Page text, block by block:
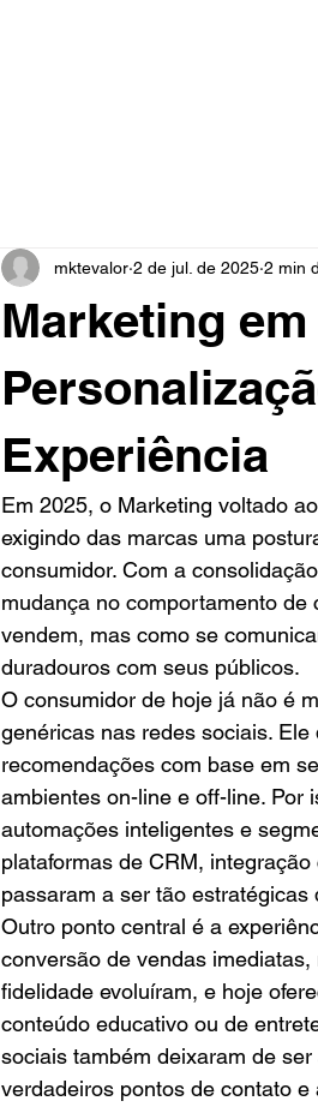
Marketing
Experiência
mktevalor 2 de jul. de 2025 2 min
Em 2025, o Marketing voltado
exigindo das marcas uma
consumidor. Com a
mudança no comportamento
vendem, mas como se
duradouros com seus públicos.
O consumidor de hoje já não é
genéricas nas redes sociais.
recomendações com base em
ambientes on-line e off-line. Por
automações inteligentes e
plataformas de CRM,
passaram a ser tão
Outro ponto central é a
conversão de vendas
fidelidade evoluíram, e hoje
conteúdo educativo ou de
sociais também deixaram de
verdadeiros pontos de contato